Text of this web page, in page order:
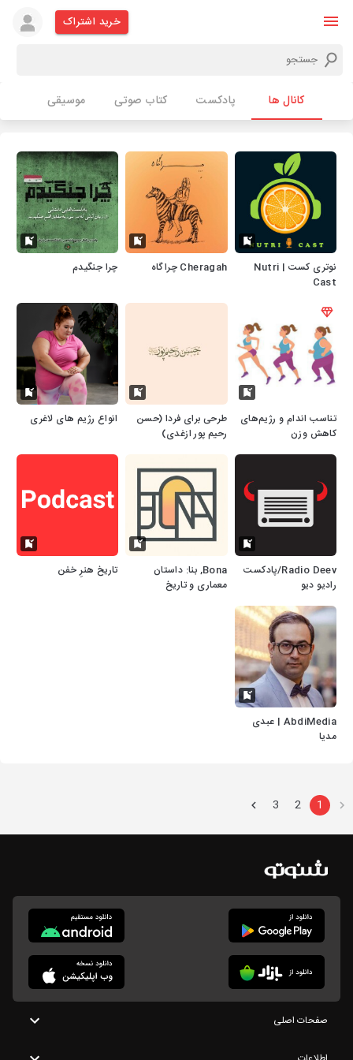
خرید اشتراک
کانال ها پادکست کتاب صوتی موسیقی
نوتری کست | Nutri
Cast
Cheragah چراگاه چرا جنگیدم
تناسب اندام و رژیم‌های
کاهش وزن
طرحی برای فردا (حسن
رحیم پور ازغدی)
انواع رژیم های لاغری
Radio Deev/پادکست
رادیو دیو
Bona, بنا: داستان
معماری و تاریخ
تاریخ هنرِ خفن
AbdiMedia | عبدی
مدیا
1
2
3
صفحات اصلی